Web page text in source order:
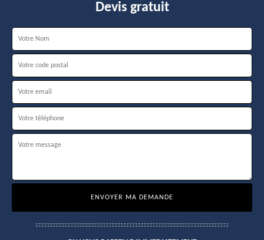
Devis gratuit